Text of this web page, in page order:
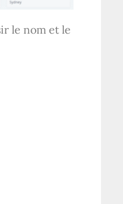
le nom et le